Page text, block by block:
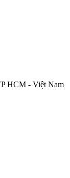
HCM - Việt Nam